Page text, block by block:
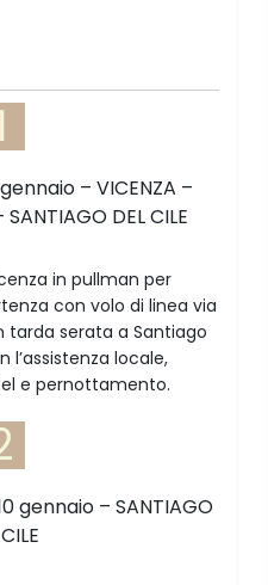
– VICENZA –
DEL CILE
in pullman per
con volo di linea via
tarda serata a Santiago
l’assistenza locale,
e pernottamento.
gennaio – SANTIAGO